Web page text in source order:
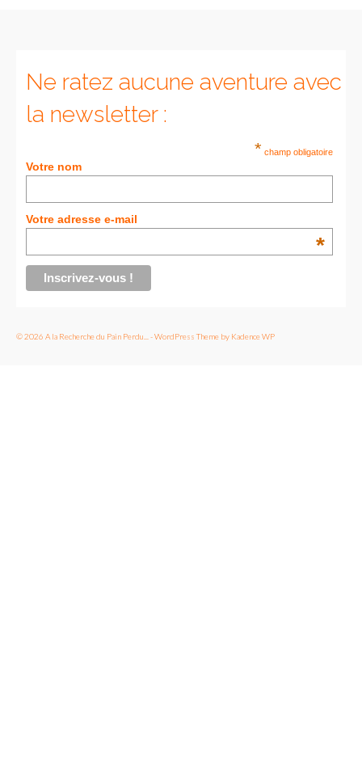
Ne ratez aucune aventure avec
la newsletter :
* champ obligatoire
Votre nom
Votre adresse e-mail
*
© 2026 A la Recherche du Pain Perdu... - WordPress Theme by Kadence WP